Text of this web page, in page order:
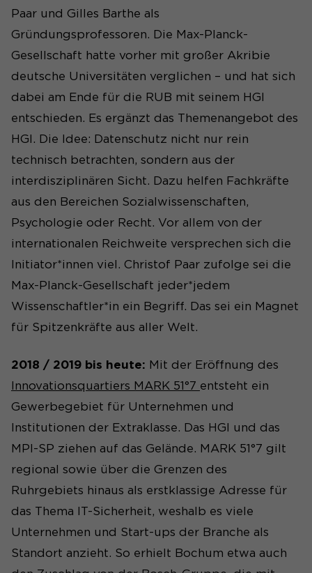
Paar und Gilles Barthe als
Gründungsprofessoren. Die Max-Planck-
Gesellschaft hatte vorher mit großer Akribie
deutsche Universitäten verglichen – und hat sich
dabei am Ende für die RUB mit seinem HGI
entschieden. Es ergänzt das Themenangebot des
HGI. Die Idee: Datenschutz nicht nur rein
technisch betrachten, sondern aus der
interdisziplinären Sicht. Dazu helfen Fachkräfte
aus den Bereichen Sozialwissenschaften,
Psychologie oder Recht. Vor allem von der
internationalen Reichweite versprechen sich die
Initiator*innen viel. Christof Paar zufolge sei die
Max-Planck-Gesellschaft jeder*jedem
Wissenschaftler*in ein Begriff. Das sei ein Magnet
für Spitzenkräfte aus aller Welt.
2018 / 2019 bis heute: Mit der Eröffnung des
Innovationsquartiers MARK 51°7 entsteht ein
Gewerbegebiet für Unternehmen und
Institutionen der Extraklasse. Das HGI und das
MPI-SP ziehen auf das Gelände. MARK 51°7 gilt
regional sowie über die Grenzen des
Ruhrgebiets hinaus als erstklassige Adresse für
das Thema IT-Sicherheit, weshalb es viele
Unternehmen und Start-ups der Branche als
Standort anzieht. So erhielt Bochum etwa auch